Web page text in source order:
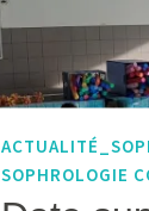
SOPHROLOGIE